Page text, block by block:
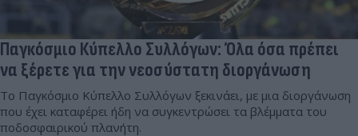
Παγκόσμιο Κύπελλο Συλλόγων: Όλα όσα πρέπει
να ξέρετε για την νεοσύστατη διοργάνωση
Το Παγκόσμιο Κύπελλο Συλλόγων ξεκινάει, με μια διοργάνωση
που έχει καταφέρει ήδη να συγκεντρώσει τα βλέμματα του
ποδοσφαιρικού πλανήτη.